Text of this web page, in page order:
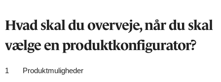
Hvad skal du overveje, når du skal
vælge en produktkonfigurator?
Produktmuligheder